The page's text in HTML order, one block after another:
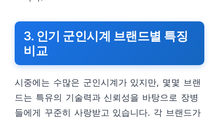
3. 인기 군인시계 브랜드별 특징
비교
시중에는 수많은 군인시계가 있지만, 몇몇 브랜
드는 특유의 기술력과 신뢰성을 바탕으로 장병
들에게 꾸준히 사랑받고 있습니다. 각 브랜드가